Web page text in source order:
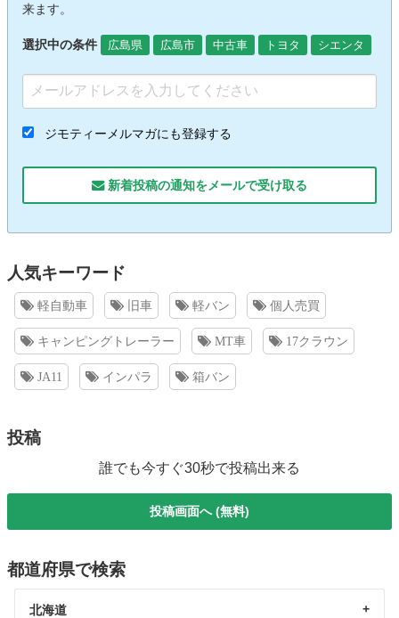
来ます。
選択中の条件 広島県 広島市 中古車 トヨタ シエンタ
ジモティーメルマガにも登録する
新着投稿の通知をメールで受け取る
人気キーワード
軽自動車 旧車 軽バン 個人売買
キャンピングトレーラー MT車 17クラウン
JA11 インパラ 箱バン
投稿
誰でも今すぐ30秒で投稿出来る
投稿画面へ (無料)
都道府県で検索
北海道